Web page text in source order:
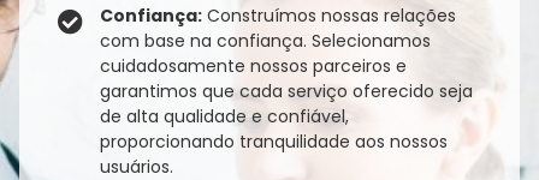
Confiança: Construímos nossas relações
com base na confiança. Selecionamos
cuidadosamente nossos parceiros e
garantimos que cada serviço oferecido seja
de alta qualidade e confiável,
proporcionando tranquilidade aos nossos
usuários.